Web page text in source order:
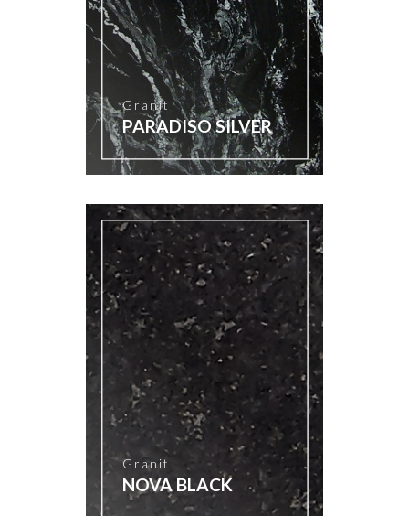
Granit
PARADISO SILVER
Granit
NOVA BLACK